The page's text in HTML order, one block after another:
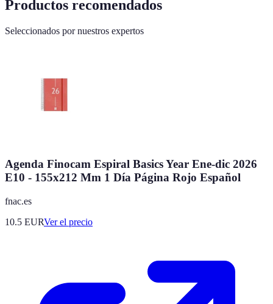
Productos recomendados
Seleccionados por nuestros expertos
Agenda Finocam Espiral Basics Year Ene-dic 2026
E10 - 155x212 Mm 1 Día Página Rojo Español
fnac.es
10.5 EURVer el precio